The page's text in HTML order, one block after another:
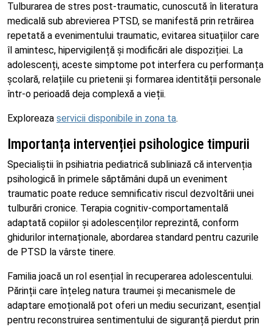
Tulburarea de stres post-traumatic, cunoscută în literatura
medicală sub abrevierea PTSD, se manifestă prin retrăirea
repetată a evenimentului traumatic, evitarea situațiilor care
îl amintesc, hipervigilență și modificări ale dispoziției. La
adolescenți, aceste simptome pot interfera cu performanța
școlară, relațiile cu prietenii și formarea identității personale
într-o perioadă deja complexă a vieții.
Exploreaza servicii disponibile in zona ta.
Importanța intervenției psihologice timpurii
Specialiștii în psihiatria pediatrică subliniază că intervenția
psihologică în primele săptămâni după un eveniment
traumatic poate reduce semnificativ riscul dezvoltării unei
tulburări cronice. Terapia cognitiv-comportamentală
adaptată copiilor și adolescenților reprezintă, conform
ghidurilor internaționale, abordarea standard pentru cazurile
de PTSD la vârste tinere.
Familia joacă un rol esențial în recuperarea adolescentului.
Părinții care înțeleg natura traumei și mecanismele de
adaptare emoțională pot oferi un mediu securizant, esențial
pentru reconstruirea sentimentului de siguranță pierdut prin